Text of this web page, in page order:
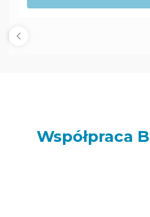
Współpraca